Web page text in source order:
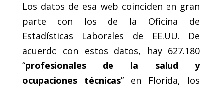
Los datos de esa web coinciden en gran
parte con los de la Oficina de
Estadísticas Laborales de EE.UU. De
acuerdo con estos datos, hay 627.180
“profesionales de la salud y
ocupaciones técnicas” en Florida, los